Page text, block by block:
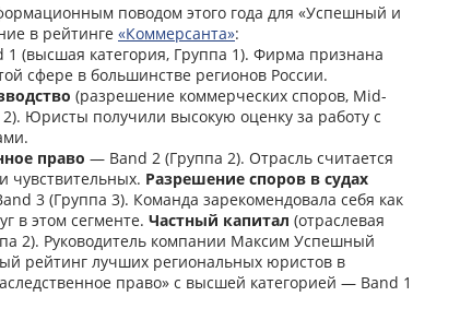
поводом этого года для «Успешный и
в рейтинге «Коммерсанта»:
(высшая категория, Группа 1). Фирма признана
сфере в большинстве регионов России.
(разрешение коммерческих споров, Mid-
Юристы получили высокую оценку за работу с
право — Band 2 (Группа 2). Отрасль считается
чувствительных. Разрешение споров в судах
3 (Группа 3). Команда зарекомендовала себя как
в этом сегменте. Частный капитал (отраслевая
2). Руководитель компании Максим Успешный
рейтинг лучших региональных юристов в
право» с высшей категорией — Band 1